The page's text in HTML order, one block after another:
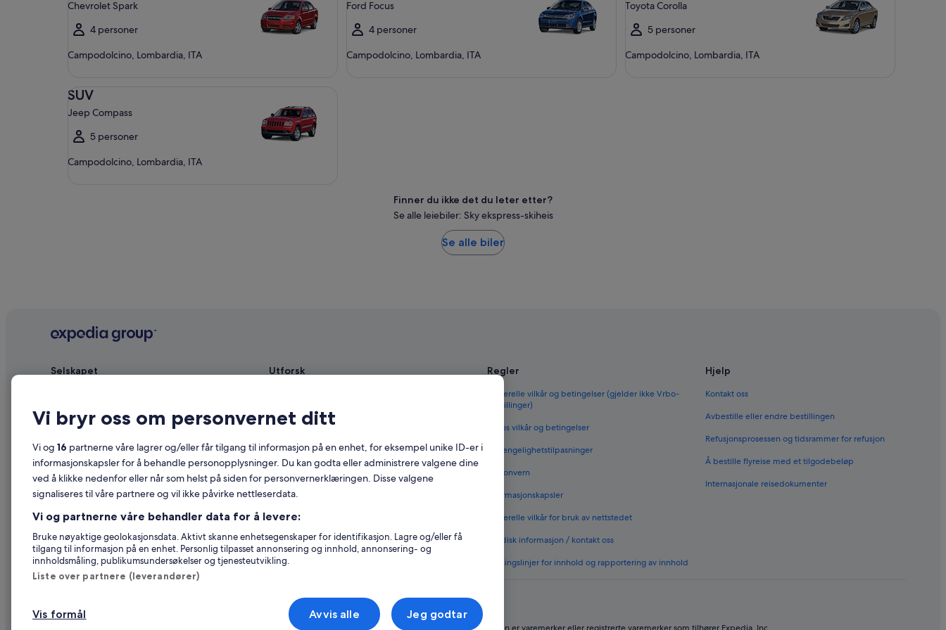
Chevrolet Spark
4 personer
Campodolcino, Lombardia, ITA
Ford Focus
4 personer
Campodolcino, Lombardia, ITA
Toyota Corolla
5 personer
Campodolcino, Lombardia, ITA
SUV
Jeep Compass
5 personer
Campodolcino, Lombardia, ITA
Finner du ikke det du leter etter?
Se alle leiebiler: Sky ekspress-skiheis
Se alle biler
Selskapet
Ledige stillinger
Partnerskap
Advertising
Utforsk
Hoteller i Norge
Pakkereiser i Norge
Flyreiser innenlands
Regler
Generelle vilkår og betingelser (gjelder ikke Vrbo-
bestillinger)
Vrbos vilkår og betingelser
Tilgjengelighetstilpasninger
Personvern
Informasjonskapsler
Generelle vilkår for bruk av nettstedet
Juridisk informasjon / kontakt oss
Retningslinjer for innhold og rapportering av innhold
Hjelp
Kontakt oss
Avbestille eller endre bestillingen
Refusjonsprosessen og tidsrammer for refusjon
Å bestille flyreise med et tilgodebeløp
Internasjonale reisedokumenter
Vi bryr oss om personvernet ditt
Vi og 16 partnerne våre lagrer og/eller får tilgang til informasjon på en enhet, for eksempel unike ID-er i
informasjonskapsler for å behandle personopplysninger. Du kan godta eller administrere valgene dine
ved å klikke nedenfor eller når som helst på siden for personvernerklæringen. Disse valgene
signaliseres til våre partnere og vil ikke påvirke nettleserdata.
Vi og partnerne våre behandler data for å levere:
Bruke nøyaktige geolokasjonsdata. Aktivt skanne enhetsegenskaper for identifikasjon. Lagre og/eller få
tilgang til informasjon på en enhet. Personlig tilpasset annonsering og innhold, annonsering- og
innholdsmåling, publikumsundersøkelser og tjenesteutvikling.
Liste over partnere (leverandører)
Vis formål Avvis alle Jeg godtar